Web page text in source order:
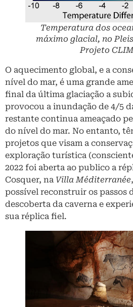
Temperatura dos
máximo glacial, no
Projeto
O aquecimento global, e a
nível do mar, é uma grande
final da última glaciação a
provocou a inundação de 4/5
restante continua ameaçado
do nível do mar. No entanto,
projetos que visam a
exploração turística
2022 foi aberta ao publico a
Cosquer, na Villa Méditerranée
possível reconstruir os passos
descoberta da caverna e
sua réplica fiel.